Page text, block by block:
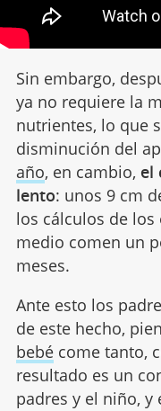
Sin embargo,
ya no requiere la
nutrientes, lo que
disminución del
año, en cambio, el
lento: unos 9 cm
los cálculos de
medio comen un
meses.
Ante esto los
de este hecho,
bebécome tanto,
resultado es un
padres y el niño, y